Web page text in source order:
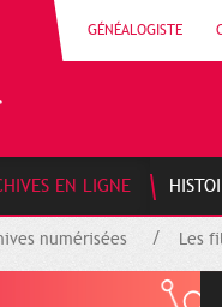
GÉNÉALOGISTE
EN LIGNE
numérisées Les